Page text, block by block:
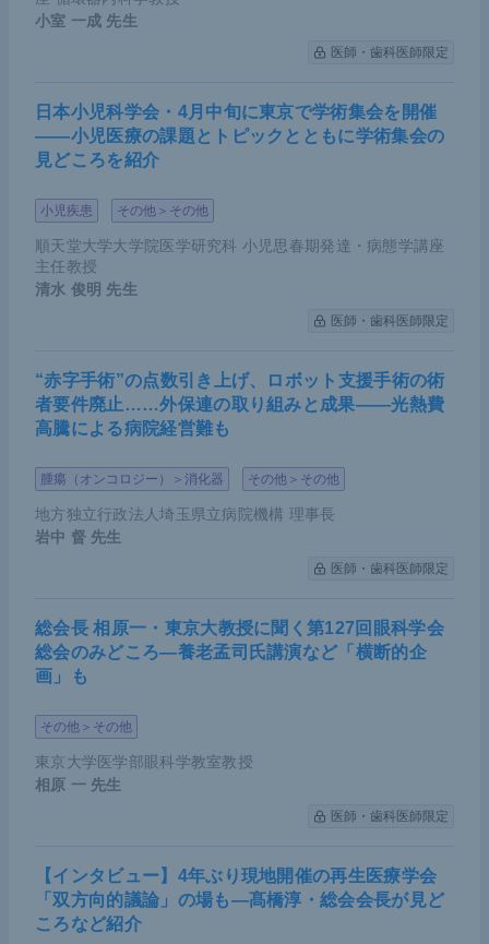
小室 一成 先生
医師・歯科医師限定
日本小児科学会・4月中旬に東京で学術集会を開催
――小児医療の課題とトピックとともに学術集会の
見どころを紹介
小児疾患 その他＞その他
順天堂大学大学院医学研究科 小児思春期発達・病態学講座
主任教授
清水 俊明 先生
医師・歯科医師限定
“赤字手術”の点数引き上げ、ロボット支援手術の術
者要件廃止……外保連の取り組みと成果――光熱費
高騰による病院経営難も
腫瘍（オンコロジー）＞消化器 その他＞その他
地方独立行政法人埼玉県立病院機構 理事長
岩中 督 先生
医師・歯科医師限定
総会長 相原一・東京大教授に聞く第127回眼科学会
総会のみどころ―養老孟司氏講演など「横断的企
画」も
その他＞その他
東京大学医学部眼科学教室教授
相原 一 先生
医師・歯科医師限定
【インタビュー】4年ぶり現地開催の再生医療学会
「双方向的議論」の場も―髙橋淳・総会会長が見ど
ころなど紹介